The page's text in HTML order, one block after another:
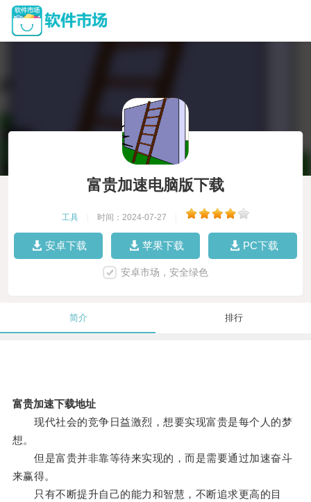
富贵加速电脑版下载
工具 时间：2024-07-27
安卓下载 苹果下载 PC下载
安卓市场，安全绿色
简介 排行
富贵加速下载地址
现代社会的竞争日益激烈，想要实现富贵是每个人的梦
想。
但是富贵并非靠等待来实现的，而是需要通过加速奋斗
来赢得。
只有不断提升自己的能力和智慧，不断追求更高的目